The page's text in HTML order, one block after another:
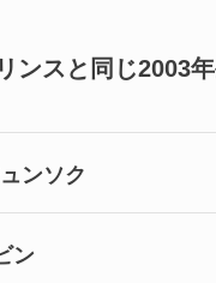
ンスと同じ2003
ンソク
ン